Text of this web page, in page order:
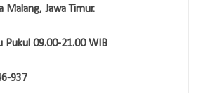
Malang, Jawa Timur.
Pukul 09.00-21.00 WIB
937